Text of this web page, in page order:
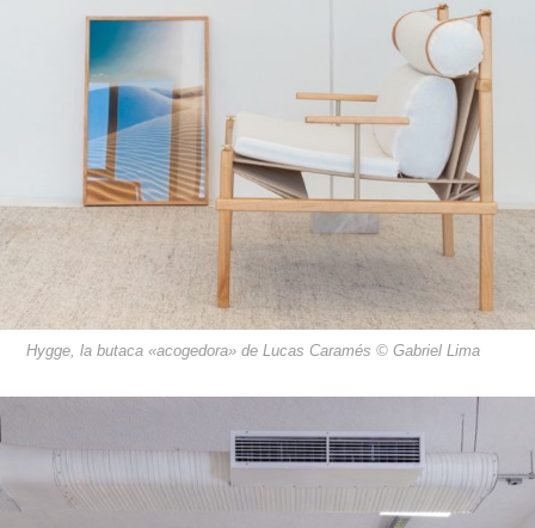
Hygge, la butaca «acogedora» de Lucas Caramés © Gabriel Lima